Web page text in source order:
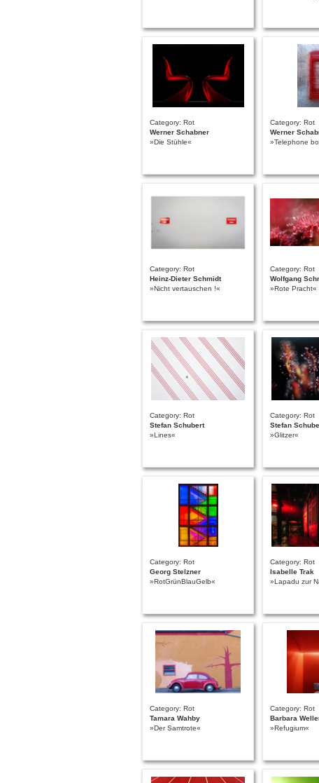
Category: Rot
Werner Schabner
»Die Stühle«
Category: Rot
Werner
»Telephone
Category: Rot
Heinz-Dieter Schmidt
»Nicht vertauschen !«
Category: Rot
Wolfgang
»Rote Pracht«
Category: Rot
Stefan Schubert
»Lines«
Category: Rot
Stefan
»Glitzer«
Category: Rot
Georg Stelzner
»RotGrünBlauGelb«
Category: Rot
Isabelle Trak
»Lapadu zur
Category: Rot
Tamara Wahby
»Der Samtrote«
Category: Rot
Barbara
»Refugium«